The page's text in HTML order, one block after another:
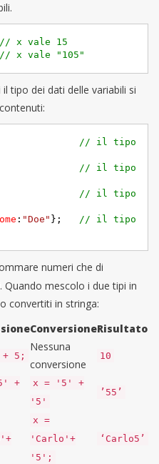
// x vale 15
// x vale "105"
tipo dei dati delle variabili si
// il tipo
// il tipo
// il tipo
: "Doe" }; // il tipo
numeri che di
mescolo i due tipi in
convertiti in stringa:
ConversioneRisultato
5;
Nessuna
conversione
10
+
x = '5' +
'5'
’55’
x =
'Carlo'+
'5';
‘Carlo5’